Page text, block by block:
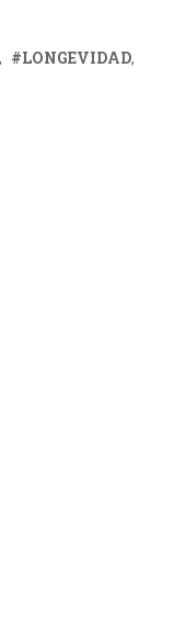
LONGEVIDAD